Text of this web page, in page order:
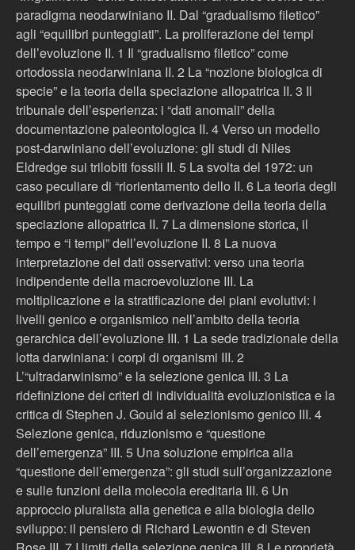
paradigma neodarwiniano II. Dal “gradualismo filetico”
agli “equilibri punteggiati”. La proliferazione dei tempi
dell’evoluzione II. 1 Il “gradualismo filetico” come
ortodossia neodarwiniana II. 2 La “nozione biologica di
specie” e la teoria della speciazione allopatrica II. 3 Il
tribunale dell’esperienza: i “dati anomali” della
documentazione paleontologica II. 4 Verso un modello
post-darwiniano dell’evoluzione: gli studi di Niles
Eldredge sui trilobiti fossili II. 5 La svolta del 1972: un
caso peculiare di “riorientamento dello II. 6 La teoria degli
equilibri punteggiati come derivazione della teoria della
speciazione allopatrica II. 7 La dimensione storica, il
tempo e “i tempi” dell’evoluzione II. 8 La nuova
interpretazione dei dati osservativi: verso una teoria
indipendente della macroevoluzione III. La
moltiplicazione e la stratificazione dei piani evolutivi: i
livelli genico e organismico nell’ambito della teoria
gerarchica dell’evoluzione III. 1 La sede tradizionale della
lotta darwiniana: i corpi di organismi III. 2
L’“ultradarwinismo” e la selezione genica III. 3 La
ridefinizione dei criteri di individualità evoluzionistica e la
critica di Stephen J. Gould al selezionismo genico III. 4
Selezione genica, riduzionismo e “questione
dell’emergenza” III. 5 Una soluzione empirica alla
“questione dell’emergenza”: gli studi sull’organizzazione
e sulle funzioni della molecola ereditaria III. 6 Un
approccio pluralista alla genetica e alla biologia dello
sviluppo: il pensiero di Richard Lewontin e di Steven